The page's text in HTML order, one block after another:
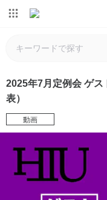
2025年7月定例会 ゲ
表）
動画